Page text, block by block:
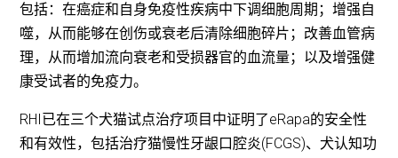
包括：在癌症和自身免疫性疾病中下调细胞周期；增强自
噬，从而能够在创伤或衰老后清除细胞碎片；改善血管病
理，从而增加流向衰老和受损器官的血流量；以及增强健
康受试者的免疫力。
RHI已在三个犬猫试点治疗项目中证明了eRapa的安全性
和有效性，包括治疗猫慢性牙龈口腔炎(FCGS)、犬认知功